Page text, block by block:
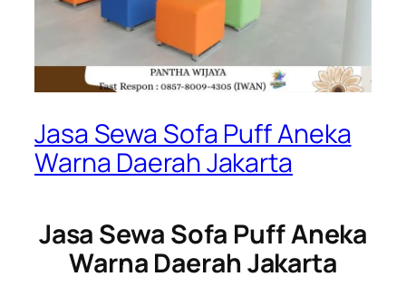
Jasa Sewa Sofa Puff Aneka
Warna Daerah Jakarta
Jasa Sewa Sofa Puff Aneka
Warna Daerah Jakarta